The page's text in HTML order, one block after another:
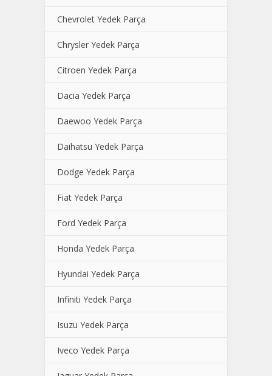
Chevrolet Yedek Parça
Chrysler Yedek Parça
Citroen Yedek Parça
Dacia Yedek Parça
Daewoo Yedek Parça
Daihatsu Yedek Parça
Dodge Yedek Parça
Fiat Yedek Parça
Ford Yedek Parça
Honda Yedek Parça
Hyundai Yedek Parça
Infiniti Yedek Parça
Isuzu Yedek Parça
Iveco Yedek Parça